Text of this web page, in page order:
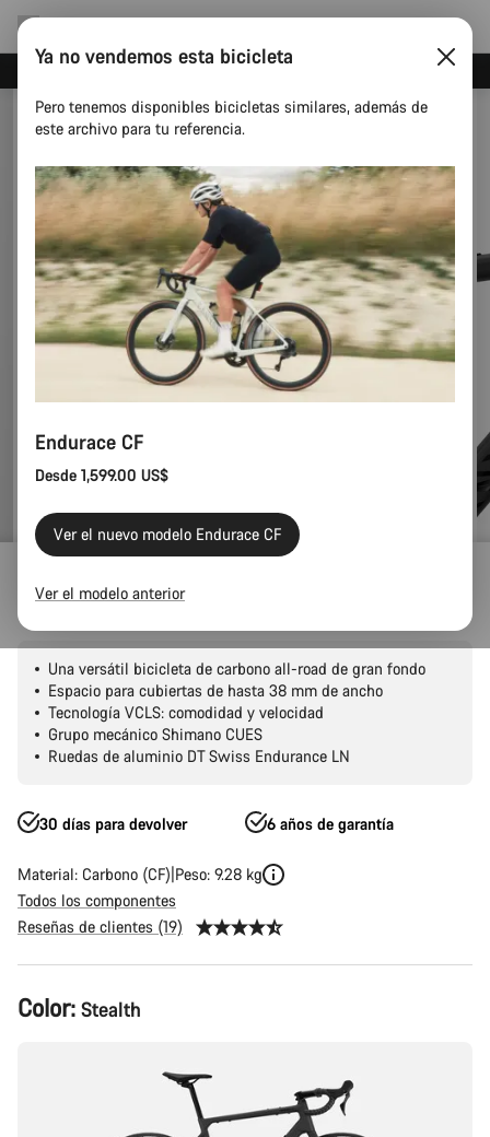
Endurace CF 5
Una versátil bicicleta de carbono all-road de gran fondo
Espacio para cubiertas de hasta 38 mm de ancho
Tecnología VCLS: comodidad y velocidad
Grupo mecánico Shimano CUES
Ruedas de aluminio DT Swiss Endurance LN
30 días para devolver 6 años de garantía
Material: Carbono (CF) Peso: 9.28 kg
Todos los componentes
Reseñas de clientes (19)
Configuración
del
Color: Stealth
Ya no vendemos esta bicicleta
Pero tenemos disponibles bicicletas similares, además de
este archivo para tu referencia.
Endurace CF
Desde 1,599.00 US$
Ver el nuevo modelo Endurace CF
Ver el modelo anterior